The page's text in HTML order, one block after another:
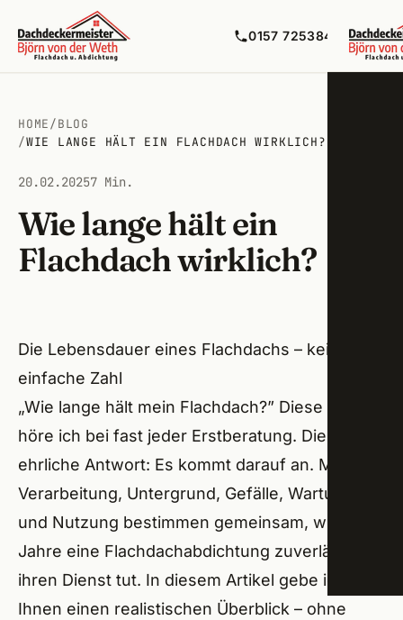
0157 72538492
HOME/BLOG
/WIE LANGE HÄLT EIN FLACHDACH WIRKLICH?
20.02.20257 Min.
Wie lange hält ein
Flachdach wirklich?
Die Lebensdauer eines Flachdachs – keine
einfache Zahl
„Wie lange hält mein Flachdach?” Diese Frage
höre ich bei fast jeder Erstberatung. Die
ehrliche Antwort: Es kommt darauf an. Material,
Verarbeitung, Untergrund, Gefälle, Wartung
und Nutzung bestimmen gemeinsam, wie viele
Jahre eine Flachdachabdichtung zuverlässig
ihren Dienst tut. In diesem Artikel gebe ich
Ihnen einen realistischen Überblick – ohne